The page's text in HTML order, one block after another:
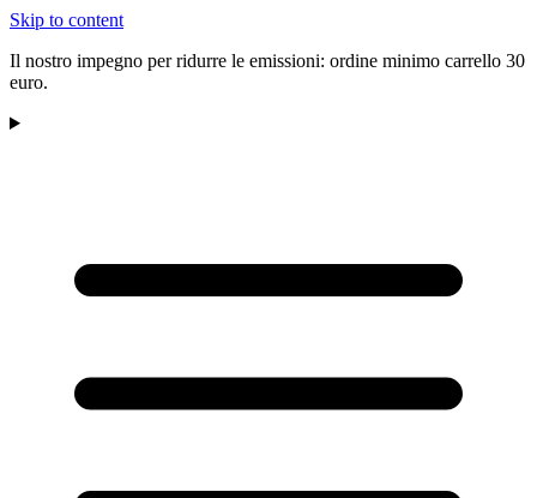
Skip to content
Il nostro impegno per ridurre le emissioni: ordine minimo carrello 30
euro.